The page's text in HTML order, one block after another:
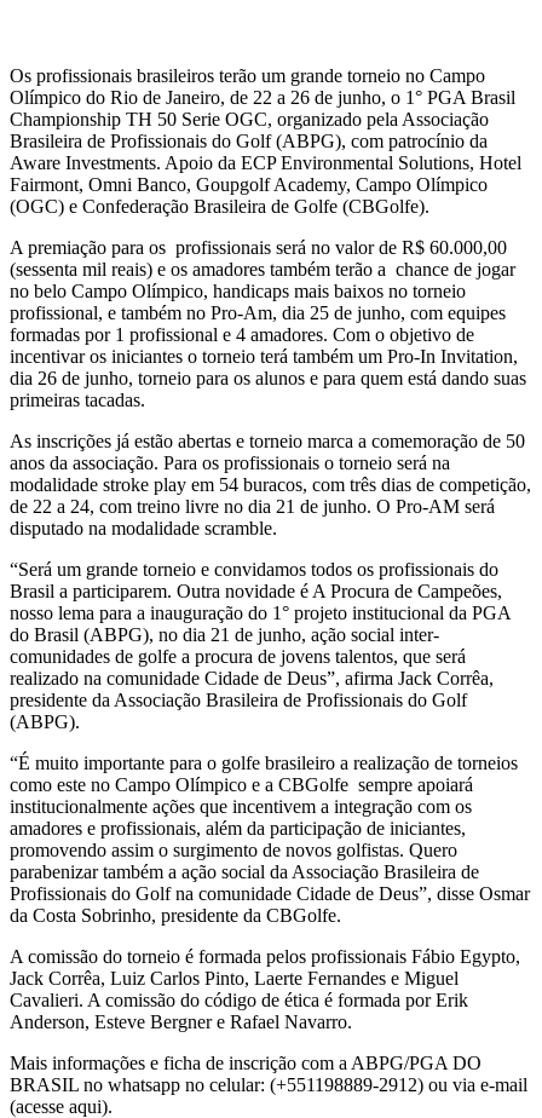
Os profissionais brasileiros terão um grande torneio no Campo
Olímpico do Rio de Janeiro, de 22 a 26 de junho, o 1° PGA Brasil
Championship TH 50 Serie OGC, organizado pela Associação
Brasileira de Profissionais do Golf (ABPG), com patrocínio da
Aware Investments. Apoio da ECP Environmental Solutions, Hotel
Fairmont, Omni Banco, Goupgolf Academy, Campo Olímpico
(OGC) e Confederação Brasileira de Golfe (CBGolfe).
A premiação para os profissionais será no valor de R$ 60.000,00
(sessenta mil reais) e os amadores também terão a chance de jogar
no belo Campo Olímpico, handicaps mais baixos no torneio
profissional, e também no Pro-Am, dia 25 de junho, com equipes
formadas por 1 profissional e 4 amadores. Com o objetivo de
incentivar os iniciantes o torneio terá também um Pro-In Invitation,
dia 26 de junho, torneio para os alunos e para quem está dando suas
primeiras tacadas.
As inscrições já estão abertas e torneio marca a comemoração de 50
anos da associação. Para os profissionais o torneio será na
modalidade stroke play em 54 buracos, com três dias de competição,
de 22 a 24, com treino livre no dia 21 de junho. O Pro-AM será
disputado na modalidade scramble.
“Será um grande torneio e convidamos todos os profissionais do
Brasil a participarem. Outra novidade é A Procura de Campeões,
nosso lema para a inauguração do 1° projeto institucional da PGA
do Brasil (ABPG), no dia 21 de junho, ação social inter-
comunidades de golfe a procura de jovens talentos, que será
realizado na comunidade Cidade de Deus”, afirma Jack Corrêa,
presidente da Associação Brasileira de Profissionais do Golf
(ABPG).
“É muito importante para o golfe brasileiro a realização de torneios
como este no Campo Olímpico e a CBGolfe sempre apoiará
institucionalmente ações que incentivem a integração com os
amadores e profissionais, além da participação de iniciantes,
promovendo assim o surgimento de novos golfistas. Quero
parabenizar também a ação social da Associação Brasileira de
Profissionais do Golf na comunidade Cidade de Deus”, disse Osmar
da Costa Sobrinho, presidente da CBGolfe.
A comissão do torneio é formada pelos profissionais Fábio Egypto,
Jack Corrêa, Luiz Carlos Pinto, Laerte Fernandes e Miguel
Cavalieri. A comissão do código de ética é formada por Erik
Anderson, Esteve Bergner e Rafael Navarro.
Mais informações e ficha de inscrição com a ABPG/PGA DO
BRASIL no whatsapp no celular: (+551198889-2912) ou via e-mail
(acesse aqui).